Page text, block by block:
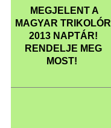
MEGJELENT A
MAGYAR TRIKOLÓR
2013 NAPTÁR!
RENDELJE MEG
MOST!